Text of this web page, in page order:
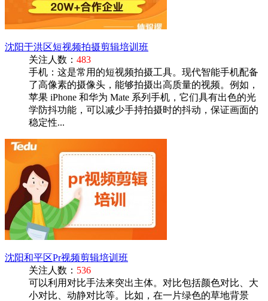
沈阳于洪区短视频拍摄剪辑培训班
关注人数： 483
手机：这是常用的短视频拍摄工具。现代智能手机配备
了高像素的摄像头，能够拍摄出高质量的视频。例如，
苹果 iPhone 和华为 Mate 系列手机，它们具有出色的光
学防抖功能，可以减少手持拍摄时的抖动，保证画面的
稳定性...
沈阳和平区Pr视频剪辑培训班
关注人数： 536
可以利用对比手法来突出主体。对比包括颜色对比、大
小对比、动静对比等。比如，在一片绿色的草地背景